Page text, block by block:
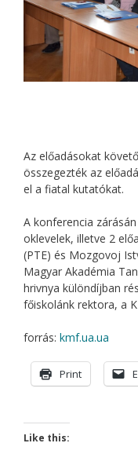
Az előadásokat
összegezték az
el a fiatal kutatókat.
A konferencia
oklevelek, illetve 2
(PTE) és Mozgovoj
Magyar Akadémia
hrivnya különdíjban
főiskolánk rektora, a
forrás: kmf.ua.ua
Print
Like this: